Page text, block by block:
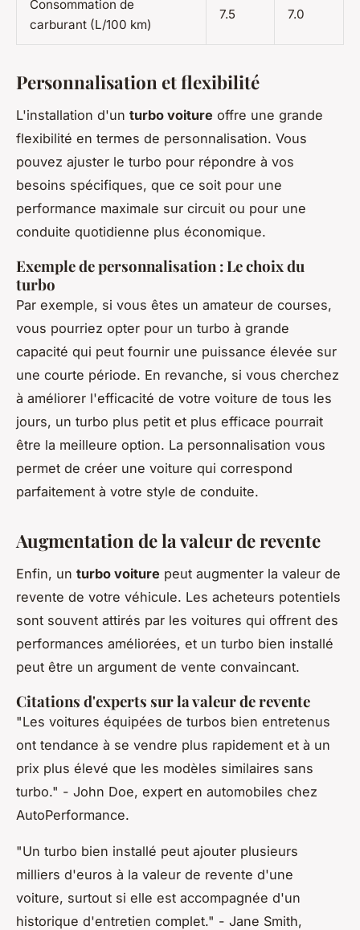
Consommation de
carburant (L/100 km)
7.5 7.0
Personnalisation et flexibilité
L'installation d'un turbo voiture offre une grande
flexibilité en termes de personnalisation. Vous
pouvez ajuster le turbo pour répondre à vos
besoins spécifiques, que ce soit pour une
performance maximale sur circuit ou pour une
conduite quotidienne plus économique.
Exemple de personnalisation : Le choix du
turbo
Par exemple, si vous êtes un amateur de courses,
vous pourriez opter pour un turbo à grande
capacité qui peut fournir une puissance élevée sur
une courte période. En revanche, si vous cherchez
à améliorer l'efficacité de votre voiture de tous les
jours, un turbo plus petit et plus efficace pourrait
être la meilleure option. La personnalisation vous
permet de créer une voiture qui correspond
parfaitement à votre style de conduite.
Augmentation de la valeur de revente
Enfin, un turbo voiture peut augmenter la valeur de
revente de votre véhicule. Les acheteurs potentiels
sont souvent attirés par les voitures qui offrent des
performances améliorées, et un turbo bien installé
peut être un argument de vente convaincant.
Citations d'experts sur la valeur de revente
"Les voitures équipées de turbos bien entretenus
ont tendance à se vendre plus rapidement et à un
prix plus élevé que les modèles similaires sans
turbo." - John Doe, expert en automobiles chez
AutoPerformance.
"Un turbo bien installé peut ajouter plusieurs
milliers d'euros à la valeur de revente d'une
voiture, surtout si elle est accompagnée d'un
historique d'entretien complet." - Jane Smith,